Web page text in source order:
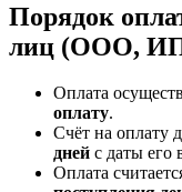
Порядок
лиц (ООО,
Оплата
оплату.
Счёт на оплату
дней с даты его
Оплата